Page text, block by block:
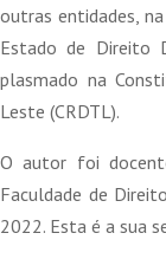
outras entidades,
Estado de Direito
plasmado na
Leste (CRDTL).
O autor foi
Faculdade de
2022. Esta é a sua